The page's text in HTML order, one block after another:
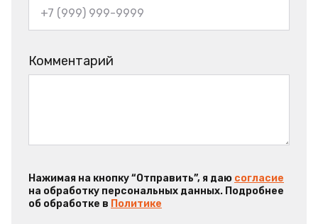
Комментарий
Нажимая на кнопку “Отправить”, я даю согласие
на обработку персональных данных. Подробнее
об обработке в Политике